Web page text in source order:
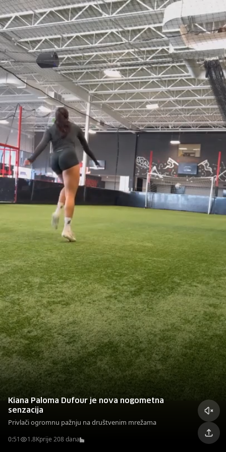
Kiana Paloma Dufour je nova nogometna
senzacija
Privlači ogromnu pažnju na društvenim mrežama
0:51 1.8Kprije 208 dana